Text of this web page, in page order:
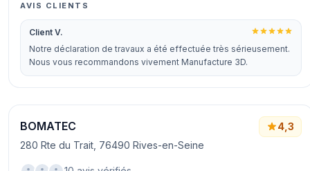
AVIS CLIENTS
Client V.
Notre déclaration de travaux a été effectuée très sérieusement.
Nous vous recommandons vivement Manufacture 3D.
BOMATEC
280 Rte du Trait, 76490 Rives-en-Seine
4,3